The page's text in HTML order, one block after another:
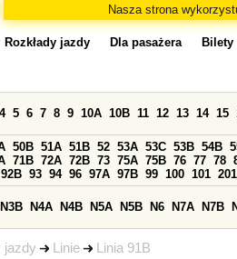
Nasza strona
jazdy Linie Linia 91B
Rozkłady jazdy Dla pasażera Bilety
4 5 6 7 8 9 10A 10B 11 12 13 14 15
50B 51A 51B 52 53A 53C 53B 54B
71B 72A 72B 73 75A 75B 76 77 78
92B 93 94 96 97A 97B 99 100 101 201
N3B N4A N4B N5A N5B N6 N7A N7B